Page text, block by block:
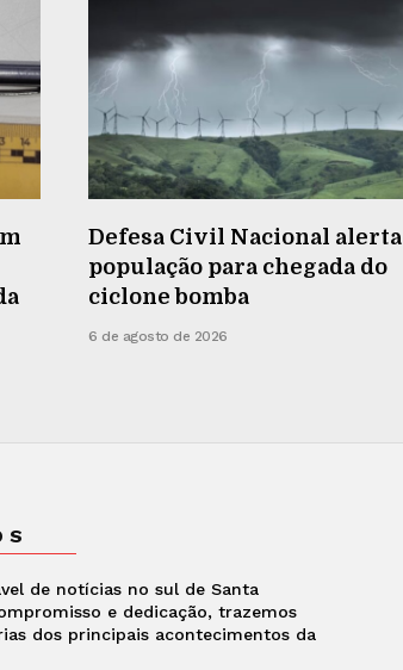
Defesa Civil Nacional alerta
população para chegada do
ciclone bomba
6 de agosto de 2026
de notícias no sul de Santa
e dedicação, trazemos
dos principais acontecimentos da